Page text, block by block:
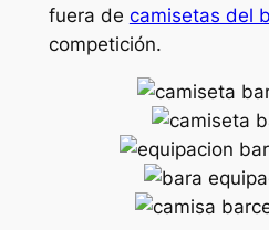
fuera de camisetas del
competición.